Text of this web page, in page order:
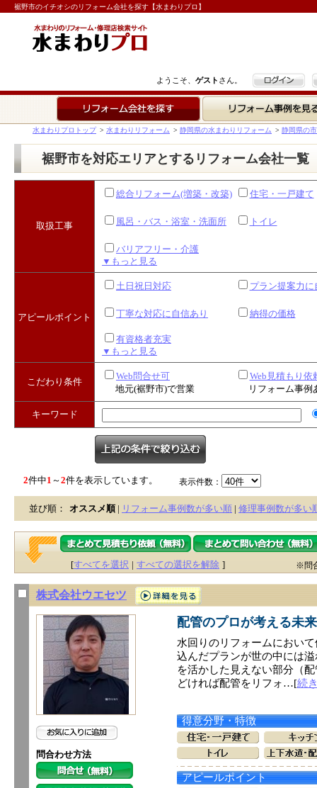
裾野市のイチオシのリフォーム会社を探す【水まわりプロ】
ようこそ、 ゲスト さん。 ログイン
リフォーム事例を見る
水まわりプロトップ > 水まわりリフォーム > 静岡県の水まわりリフォーム > 静岡県の
裾野市を対応エリアとするリフォーム会社一覧
取扱工事
総合リフォーム(増築・改築) 住宅・一戸建て
風呂・バス・浴室・洗面所 トイレ
バリアフリー・介護
▼もっと見る
アピールポイント
土日祝日対応 プラン提案力に
丁寧な対応に自信あり 納得の価格
有資格者充実
▼もっと見る
こだわり条件
Web問合せ可
Web見積もり依
地元(裾野市)で営業
リフォーム事例
キーワード
2件中1 ～2件を表示しています。 表示件数：
並び順： オススメ順 | リフォーム事例数が多い順 | 修理事例数が多い
[すべてを選択 | すべての選択を解除 ] ※問
株式会社ウエセツ
問合わせ方法
配管のプロが考える未
水回りのリフォームにおい
込んだプランが世の中には
を活かした見えない部分（
どければ配管をリフォ…[続
得意分野・特徴
アピールポイント